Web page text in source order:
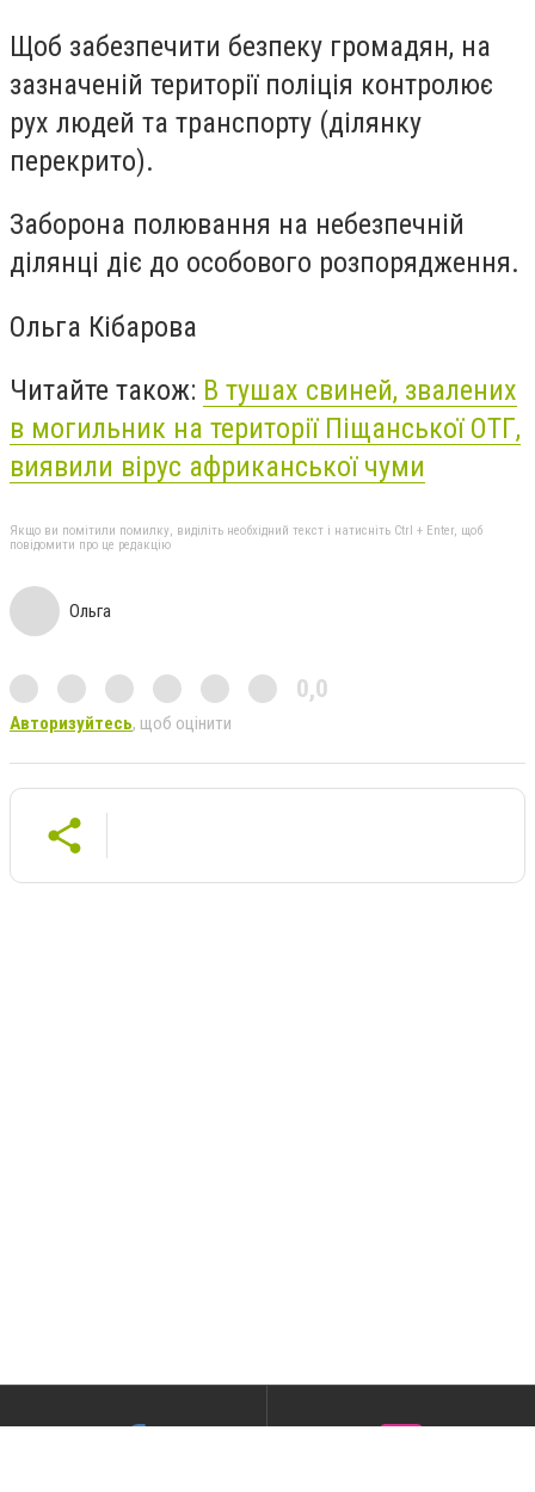
Щоб забезпечити безпеку громадян, на
зазначеній території поліція контролює
рух людей та транспорту (ділянку
перекрито).
Заборона полювання на небезпечній
ділянці діє до особового розпорядження.
Ольга Кібарова
Читайте також: В тушах свиней, звалених
в могильник на території Піщанської ОТГ,
виявили вірус африканської чуми
Якщо ви помітили помилку, виділіть необхідний текст і натисніть Ctrl + Enter, щоб
повідомити про це редакцію
Ольга
0,0
Авторизуйтесь, щоб оцінити